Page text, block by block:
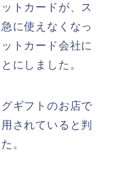
トカードが、ス
に使えなくなっ
トカード会社に
にしました。
ギフトのお店で
されていると判
。